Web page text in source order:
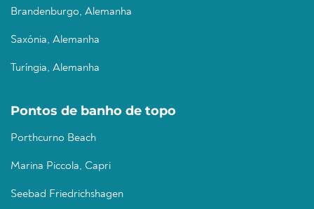
Brandenburgo, Alemanha
Saxónia, Alemanha
Turíngia, Alemanha
Pontos de banho de topo
Porthcurno Beach
Marina Piccola, Capri
Seebad Friedrichshagen